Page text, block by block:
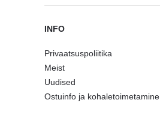
INFO
Privaatsuspoliitika
Meist
Uudised
Ostuinfo ja kohaletoimetamine